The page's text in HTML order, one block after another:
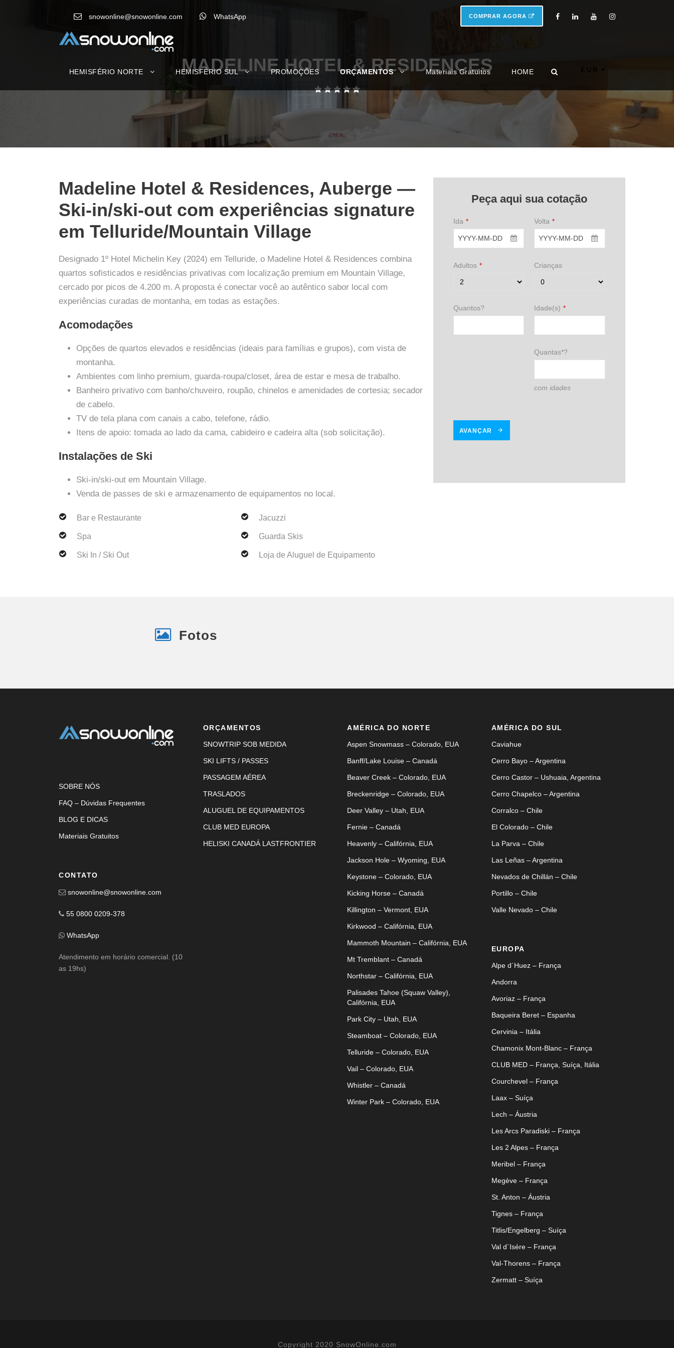
snowonline@snowonline.com WhatsApp COMPRAR AGORA
HEMISFÉRIO NORTE HEMISFÉRIO SUL PROMOÇÕES ORÇAMENTOS Materiais Gratuitos HOME EUR
MADELINE HOTEL & RESIDENCES
Madeline Hotel & Residences, Auberge —
Ski-in/ski-out com experiências signature
em Telluride/Mountain Village
Designado 1º Hotel Michelin Key (2024) em Telluride, o Madeline Hotel & Residences combina
quartos sofisticados e residências privativas com localização premium em Mountain Village,
cercado por picos de 4.200 m. A proposta é conectar você ao autêntico sabor local com
experiências curadas de montanha, em todas as estações.
Acomodações
Opções de quartos elevados e residências (ideais para famílias e grupos), com vista de
montanha.
Ambientes com linho premium, guarda-roupa/closet, área de estar e mesa de trabalho.
Banheiro privativo com banho/chuveiro, roupão, chinelos e amenidades de cortesia; secador
de cabelo.
TV de tela plana com canais a cabo, telefone, rádio.
Itens de apoio: tomada ao lado da cama, cabideiro e cadeira alta (sob solicitação).
Instalações de Ski
Ski-in/ski-out em Mountain Village.
Venda de passes de ski e armazenamento de equipamentos no local.
Bar e Restaurante Jacuzzi
Spa Guarda Skis
Ski In / Ski Out Loja de Aluguel de Equipamento
Peça aqui sua cotação
Ida * Volta *
Adultos *
Quantos?
Crianças
Idade(s) *
Quantas*?
com idades
AVANÇAR
Fotos
SOBRE NÓS
FAQ – Dúvidas Frequentes
BLOG E DICAS
Materiais Gratuitos
CONTATO
snowonline@snowonline.com
55 0800 0209-378
WhatsApp
Atendimento em horário comercial. (10
as 19hs)
ORÇAMENTOS
SNOWTRIP SOB MEDIDA
SKI LIFTS / PASSES
PASSAGEM AÉREA
TRASLADOS
ALUGUEL DE EQUIPAMENTOS
CLUB MED EUROPA
HELISKI CANADÁ LASTFRONTIER
AMÉRICA DO NORTE
Aspen Snowmass – Colorado, EUA
Banff/Lake Louise – Canadá
Beaver Creek – Colorado, EUA
Breckenridge – Colorado, EUA
Deer Valley – Utah, EUA
Fernie – Canadá
Heavenly – Califórnia, EUA
Jackson Hole – Wyoming, EUA
Keystone – Colorado, EUA
Kicking Horse – Canadá
Killington – Vermont, EUA
Kirkwood – Califórnia, EUA
Mammoth Mountain – Califórnia, EUA
Mt Tremblant – Canadá
Northstar – Califórnia, EUA
Palisades Tahoe (Squaw Valley),
Califórnia, EUA
Park City – Utah, EUA
Steamboat – Colorado, EUA
Telluride – Colorado, EUA
Vail – Colorado, EUA
Whistler – Canadá
Winter Park – Colorado, EUA
AMÉRICA DO SUL
Caviahue
Cerro Bayo – Argentina
Cerro Castor – Ushuaia, Argentina
Cerro Chapelco – Argentina
Corralco – Chile
El Colorado – Chile
La Parva – Chile
Las Leñas – Argentina
Nevados de Chillán – Chile
Portillo – Chile
Valle Nevado – Chile
EUROPA
Alpe d´Huez – França
Andorra
Avoriaz – França
Baqueira Beret – Espanha
Cervinia – Itália
Chamonix Mont-Blanc – França
CLUB MED – França, Suíça, Itália
Courchevel – França
Laax – Suíça
Lech – Áustria
Les Arcs Paradiski – França
Les 2 Alpes – França
Meribel – França
Megève – França
St. Anton – Áustria
Tignes – França
Titlis/Engelberg – Suíça
Val d´Isére – França
Val-Thorens – França
Zermatt – Suíça
Copyright 2020 SnowOnline.com